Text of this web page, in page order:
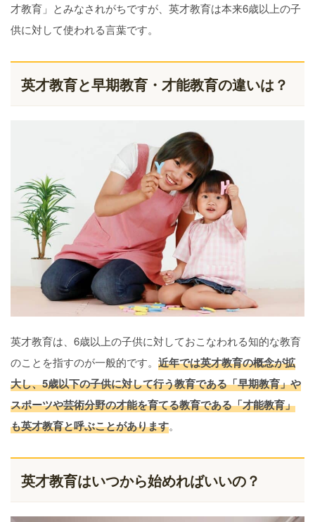
才教育」とみなされがちですが、英才教育は本来6歳以上の子
供に対して使われる言葉です。
英才教育と早期教育・才能教育の違いは？
英才教育は、6歳以上の子供に対しておこなわれる知的な教育
のことを指すのが一般的です。 近年では英才教育の概念が拡
大し、5歳以下の子供に対して行う教育である「早期教育」や
スポーツや芸術分野の才能を育てる教育である「才能教育」
も英才教育と呼ぶことがあります。
英才教育はいつから始めればいいの？